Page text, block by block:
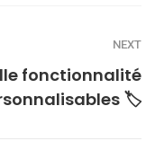
NEXT
fonctionnalité
🏷️